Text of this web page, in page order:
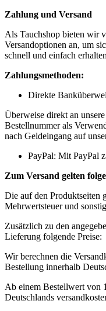
Zahlung und Versand
Als Tauchshop bieten wir
Versandoptionen an, um
schnell und einfach
Zahlungsmethoden:
Direkte
Überweise direkt an
Bestellnummer als
nach Geldeingang auf
PayPal: Mit PayPal
Zum Versand gelten
Die auf den Produktseiten
Mehrwertsteuer und
Zusätzlich zu den
Lieferung folgende Preise:
Wir berechnen die
Bestellung innerhalb
Ab einem Bestellwert von
Deutschlands